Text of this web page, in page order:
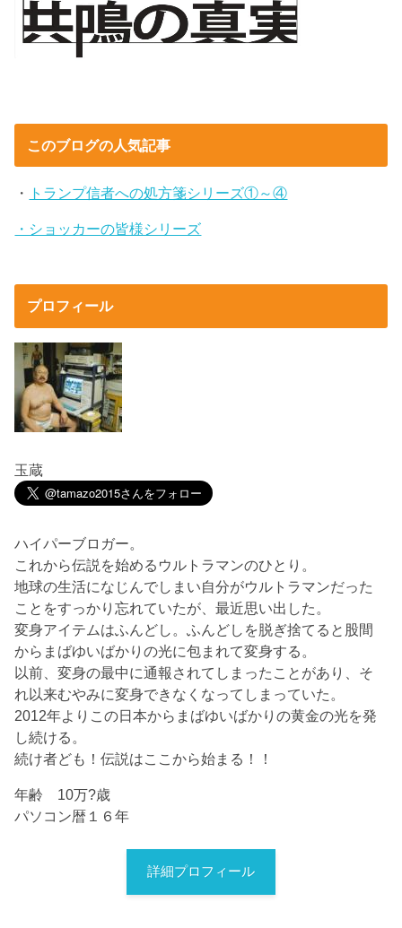
このブログの人気記事
・ トランプ信者への処方箋シリーズ①～④
・ショッカーの皆様シリーズ
プロフィール
玉蔵
ハイパーブロガー。
これから伝説を始めるウルトラマンのひとり。
地球の生活になじんでしまい自分がウルトラマンだった
ことをすっかり忘れていたが、最近思い出した。
変身アイテムはふんどし。ふんどしを脱ぎ捨てると股間
からまばゆいばかりの光に包まれて変身する。
以前、変身の最中に通報されてしまったことがあり、そ
れ以来むやみに変身できなくなってしまっていた。
2012年よりこの日本からまばゆいばかりの黄金の光を発
し続ける。
続け者ども！伝説はここから始まる！！
年齢 10万?歳
パソコン暦１６年
詳細プロフィール